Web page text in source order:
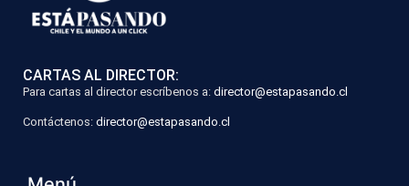
CARTAS AL DIRECTOR:
Para cartas al director escríbenos a: director@estapasando.cl
Contáctenos: director@estapasando.cl